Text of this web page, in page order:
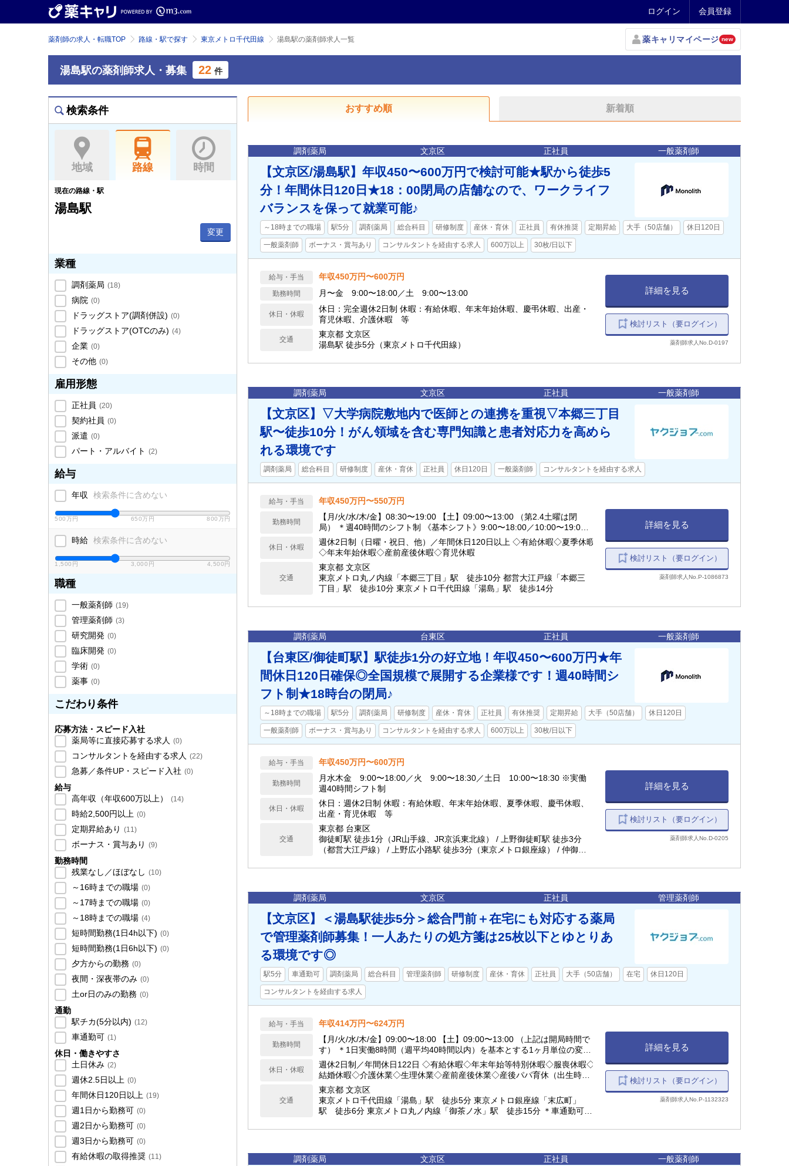
ログイン 会員登録
薬剤師の求人・転職TOP 路線・駅で探す 東京メトロ千代田線 湯島駅の薬剤師求人一覧 薬キャリマイページ new
湯島駅の薬剤師求人・募集 22 件
検索条件
地域 路線 時間
現在の路線・駅
湯島駅
変更
業種
調剤薬局 (18)
病院 (0)
ドラッグストア(調剤併設) (0)
ドラッグストア(OTCのみ) (4)
企業 (0)
その他 (0)
雇用形態
正社員 (20)
契約社員 (0)
派遣 (0)
パート・アルバイト (2)
給与
年収 検索条件に含めない
500万円 650万円 800万円
時給 検索条件に含めない
1,500円 3,000円 4,500円
職種
一般薬剤師 (19)
管理薬剤師 (3)
研究開発 (0)
臨床開発 (0)
学術 (0)
薬事 (0)
こだわり条件
応募方法・スピード入社
薬局等に直接応募する求人 (0)
コンサルタントを経由する求人 (22)
急募／条件UP・スピード入社 (0)
給与
高年収（年収600万以上）
(14)
時給2,500円以上 (0)
定期昇給あり (11)
ボーナス・賞与あり (9)
勤務時間
残業なし／ほぼなし (10)
～16時までの職場 (0)
～17時までの職場 (0)
～18時までの職場 (4)
短時間勤務(1日4h以下) (0)
短時間勤務(1日6h以下) (0)
夕方からの勤務 (0)
夜間・深夜帯のみ (0)
土or日のみの勤務 (0)
通勤
駅チカ(5分以内) (12)
車通勤可 (1)
休日・働きやすさ
土日休み (2)
週休2.5日以上 (0)
年間休日120日以上 (19)
週1日から勤務可 (0)
週2日から勤務可 (0)
週3日から勤務可 (0)
有給休暇の取得推奨 (11)
おすすめ順 新着順
調剤薬局 文京区 正社員 一般薬剤師
【文京区/湯島駅】年収450〜600万円で検討可能★駅から徒歩5
分！年間休日120日★18：00閉局の店舗なので、ワークライフ
バランスを保って就業可能♪
～18時までの職場 駅5分 調剤薬局 総合科目 研修制度 産休・育休 正社員 有休推奨 定期昇給 大手（50店舗） 休日120日
一般薬剤師 ボーナス・賞与あり コンサルタントを経由する求人 600万以上 30枚/日以下
給与・手当 年収450万円〜600万円
勤務時間 月〜金 9:00〜18:00／土 9:00〜13:00
休日・休暇
休日：完全週休2日制 休暇：有給休暇、年末年始休暇、慶弔休暇、出産・
育児休暇、介護休暇 等
交通
東京都 文京区
湯島駅 徒歩5分（東京メトロ千代田線）
詳細を見る
検討リスト（要ログイン）
薬剤師求人No.D-0197
調剤薬局 文京区 正社員 一般薬剤師
【文京区】▽大学病院敷地内で医師との連携を重視▽本郷三丁目
駅〜徒歩10分！がん領域を含む専門知識と患者対応力を高めら
れる環境です
調剤薬局 総合科目 研修制度 産休・育休 正社員 休日120日 一般薬剤師 コンサルタントを経由する求人
給与・手当 年収450万円〜550万円
勤務時間
【月/火/水/木/金】08:30〜19:00 【土】09:00〜13:00 （第2.4土曜は閉
局） ＊週40時間のシフト制 《基本シフト》9:00〜18:00／10:00〜19:00
＊残業：月平均10時間以下
休日・休暇
週休2日制（日曜・祝日、他）／年間休日120日以上 ◇有給休暇◇夏季休暇
◇年末年始休暇◇産前産後休暇◇育児休暇
交通
東京都 文京区
東京メトロ丸ノ内線「本郷三丁目」駅 徒歩10分 都営大江戸線「本郷三
丁目」駅 徒歩10分 東京メトロ千代田線「湯島」駅 徒歩14分
詳細を見る
検討リスト（要ログイン）
薬剤師求人No.P-1086873
調剤薬局 台東区 正社員 一般薬剤師
【台東区/御徒町駅】駅徒歩1分の好立地！年収450〜600万円★年
間休日120日確保◎全国規模で展開する企業様です！週40時間シ
フト制★18時台の閉局♪
～18時までの職場 駅5分 調剤薬局 研修制度 産休・育休 正社員 有休推奨 定期昇給 大手（50店舗） 休日120日
一般薬剤師 ボーナス・賞与あり コンサルタントを経由する求人 600万以上 30枚/日以下
給与・手当 年収450万円〜600万円
勤務時間
月水木金 9:00〜18:00／火 9:00〜18:30／土日 10:00〜18:30 ※実働
週40時間シフト制
休日・休暇
休日：週休2日制 休暇：有給休暇、年末年始休暇、夏季休暇、慶弔休暇、
出産・育児休暇 等
交通
東京都 台東区
御徒町駅 徒歩1分（JR山手線、JR京浜東北線） / 上野御徒町駅 徒歩3分
（都営大江戸線） / 上野広小路駅 徒歩3分（東京メトロ銀座線） / 仲御徒
座線） / 湯島駅 徒歩6分（東京メトロ千代田線）
詳細を見る
検討リスト（要ログイン）
薬剤師求人No.D-0205
調剤薬局 文京区 正社員 管理薬剤師
【文京区】＜湯島駅徒歩5分＞総合門前＋在宅にも対応する薬局
で管理薬剤師募集！一人あたりの処方箋は25枚以下とゆとりあ
る環境です◎
駅5分 車通勤可 調剤薬局 総合科目 管理薬剤師 研修制度 産休・育休 正社員 大手（50店舗） 在宅 休日120日
コンサルタントを経由する求人
給与・手当 年収414万円〜624万円
勤務時間
【月/火/水/木/金】09:00〜18:00 【土】09:00〜13:00 （上記は開局時間で
す） ＊1日実働8時間（週平均40時間以内）を基本とする1ヶ月単位の変形
労働時間制
休日・休暇
週休2日制／年間休日122日 ◇有給休暇◇年末年始等特別休暇◇服喪休暇◇
結婚休暇◇介護休業◇生理休業◇産前産後休業◇産後パパ育休（出生時育児
休業）◇育児休業
交通
東京都 文京区
東京メトロ千代田線「湯島」駅 徒歩5分 東京メトロ銀座線「末広町」
駅 徒歩6分 東京メトロ丸ノ内線「御茶ノ水」駅 徒歩15分 ＊車通勤可
詳細を見る
検討リスト（要ログイン）
薬剤師求人No.P-1132323
調剤薬局 文京区 正社員 一般薬剤師